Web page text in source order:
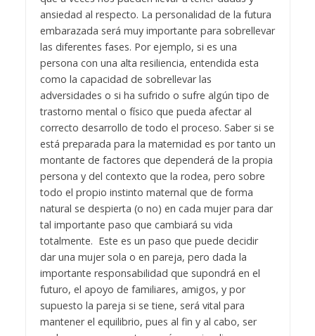
ansiedad al respecto. La personalidad de la futura
embarazada será muy importante para sobrellevar
las diferentes fases. Por ejemplo, si es una
persona con una alta resiliencia, entendida esta
como la capacidad de sobrellevar las
adversidades o si ha sufrido o sufre algún tipo de
trastorno mental o físico que pueda afectar al
correcto desarrollo de todo el proceso. Saber si se
está preparada para la maternidad es por tanto un
montante de factores que dependerá de la propia
persona y del contexto que la rodea, pero sobre
todo el propio instinto maternal que de forma
natural se despierta (o no) en cada mujer para dar
tal importante paso que cambiará su vida
totalmente. Este es un paso que puede decidir
dar una mujer sola o en pareja, pero dada la
importante responsabilidad que supondrá en el
futuro, el apoyo de familiares, amigos, y por
supuesto la pareja si se tiene, será vital para
mantener el equilibrio, pues al fin y al cabo, ser